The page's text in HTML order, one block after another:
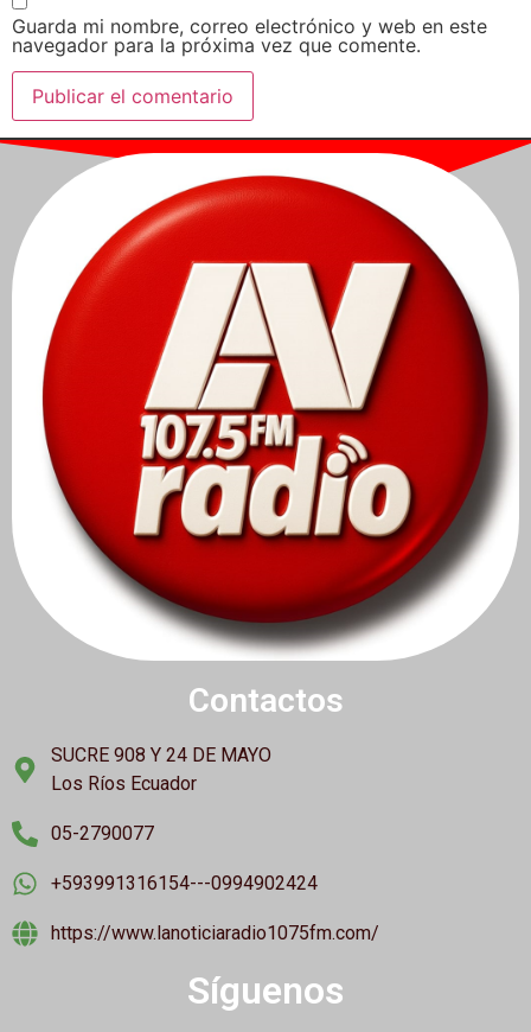
Guarda mi nombre, correo electrónico y web en este
navegador para la próxima vez que comente.
Contactos
SUCRE 908 Y 24 DE MAYO
Los Ríos Ecuador
05-2790077
+593991316154---0994902424
https://www.lanoticiaradio1075fm.com/
Síguenos